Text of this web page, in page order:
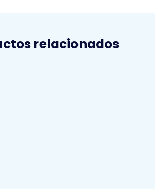
relacionados